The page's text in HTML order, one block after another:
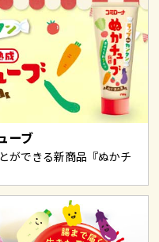
ーブ
ができる新商品『ぬかチ